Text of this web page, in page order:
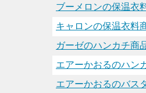
ブーメロンの保温衣
キャロンの保温衣料
ガーゼのハンカチ商
エアーかおるのハン
エアーかおるのバス